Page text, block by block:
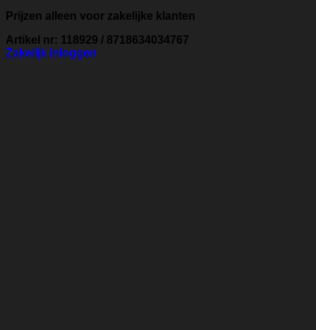
Prijzen alleen voor zakelijke klanten
Artikel nr: 118929 / 8718634034767
Zakelijk inloggen